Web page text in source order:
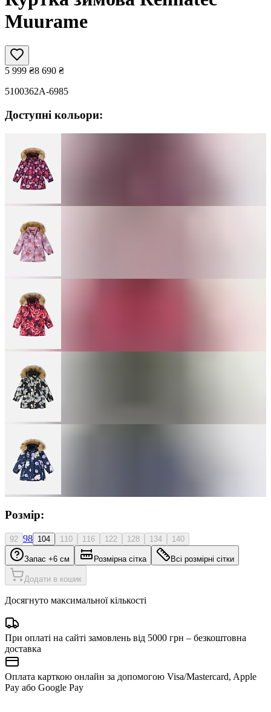
Muurame
5 999 ₴8 690 ₴
5100362A-6985
Доступні кольори:
Розмір:
92 98 104 110 116 122 128 134 140
Запас +6 см Розмірна сітка Всі розмірні сітки
Додати в кошик
Досягнуто максимальної кількості
При оплаті на сайті замовлень від 5000 грн – безкоштовна
доставка
Оплата карткою онлайн за допомогою Visa/Mastercard, Apple
Pay або Google Pay